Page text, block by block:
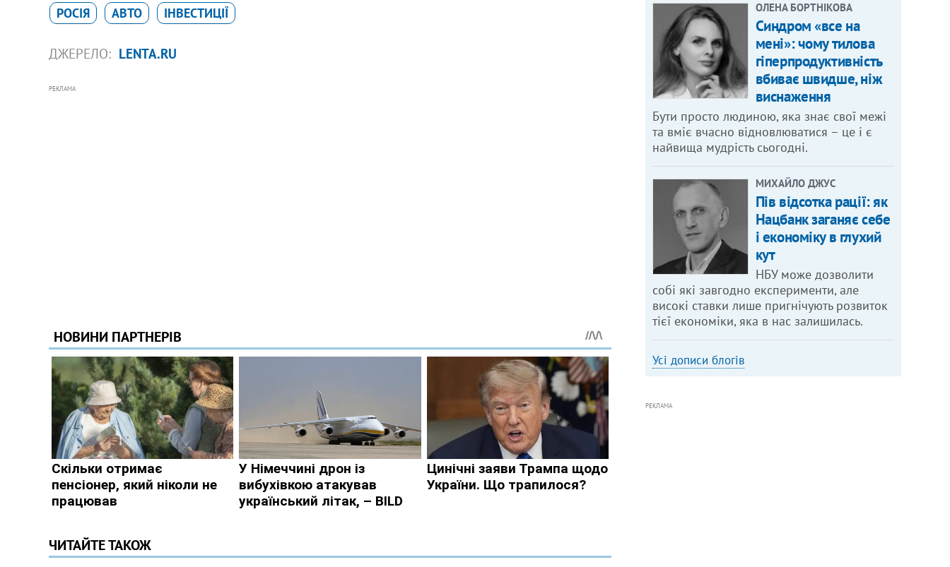
РОСІЯ АВТО ІНВЕСТИЦІЇ
ДЖЕРЕЛО: LENTA.RU
РЕКЛАМА
ЧИТАЙТЕ ТАКОЖ
ОЛЕНА БОРТНІКОВА
Синдром «все на
мені»: чому тилова
гіперпродуктивність
вбиває швидше, ніж
виснаження
Бути просто людиною, яка знає свої межі
та вміє вчасно відновлюватися – це і є
найвища мудрість сьогодні.
МИХАЙЛО ДЖУС
Пів відсотка рації: як
Нацбанк заганяє себе
і економіку в глухий
кут
НБУ може дозволити
собі які завгодно експерименти, але
високі ставки лише пригнічують розвиток
тієї економіки, яка в нас залишилась.
Усі дописи блогів
РЕКЛАМА